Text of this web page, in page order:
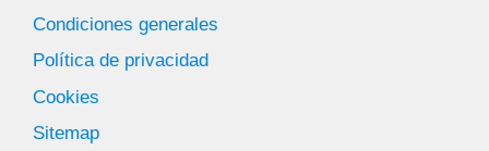
Condiciones generales
Política de privacidad
Cookies
Sitemap